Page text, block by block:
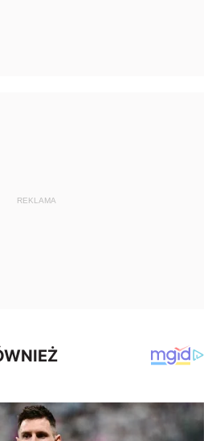
REKLAMA